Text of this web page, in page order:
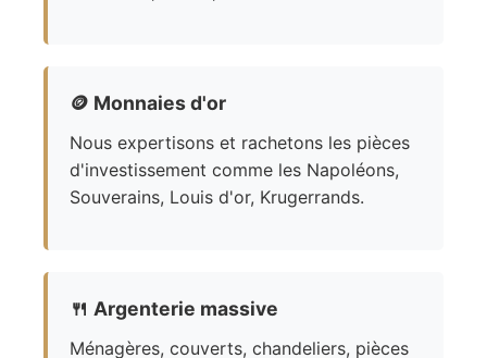
🪙 Monnaies d'or
Nous expertisons et rachetons les pièces
d'investissement comme les Napoléons,
Souverains, Louis d'or, Krugerrands.
🍴 Argenterie massive
Ménagères, couverts, chandeliers, pièces